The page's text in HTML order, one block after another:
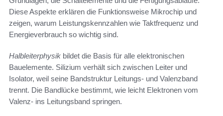
Diese Aspekte erklären die Funktionsweise Mikrochip und
zeigen, warum Leistungskennzahlen wie Taktfrequenz und
Energieverbrauch so wichtig sind.
Halbleiterphysik bildet die Basis für alle elektronischen
Bauelemente. Silizium verhält sich zwischen Leiter und
Isolator, weil seine Bandstruktur Leitungs- und Valenzband
trennt. Die Bandlücke bestimmt, wie leicht Elektronen vom
Valenz- ins Leitungsband springen.